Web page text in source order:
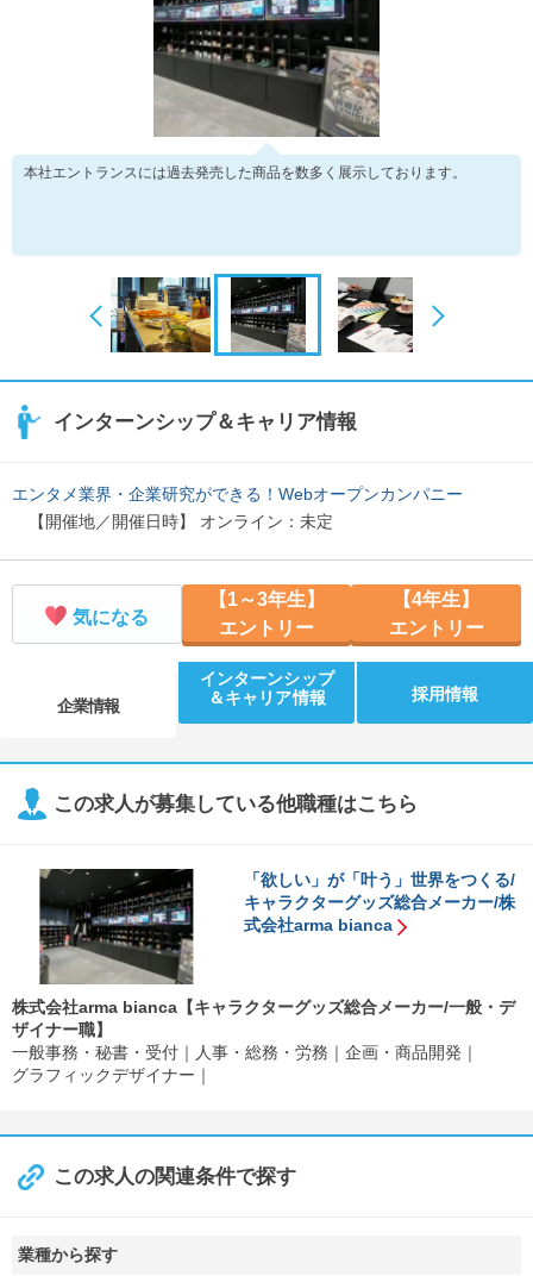
本社エントランスには過去発売した商品を数多く展示しております。
インターンシップ＆キャリア情報
エンタメ業界・企業研究ができる！Webオープンカンパニー
【開催地／開催日時】 オンライン：未定
気になる
【1～3年生】
エントリー
【4年生】
エントリー
企業情報
インターンシップ
＆キャリア情報
採用情報
この求人が募集している他職種はこちら
「欲しい」が「叶う」世界をつくる/
キャラクターグッズ総合メーカー/株
式会社arma bianca
株式会社arma bianca【キャラクターグッズ総合メーカー/一般・デ
ザイナー職】
一般事務・秘書・受付
人事・総務・労務
企画・商品開発
グラフィックデザイナー
この求人の関連条件で探す
業種から探す